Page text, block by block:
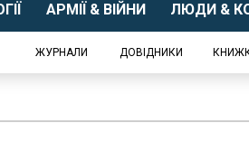
АРМІЇ & ВІЙНИ ЛЮДИ &
ЖУРНАЛИ ДОВІДНИКИ